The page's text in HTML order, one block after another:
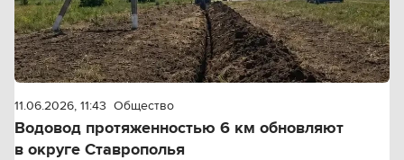
11.06.2026, 11:43 Общество
Водовод протяженностью 6 км обновляют
в округе Ставрополья